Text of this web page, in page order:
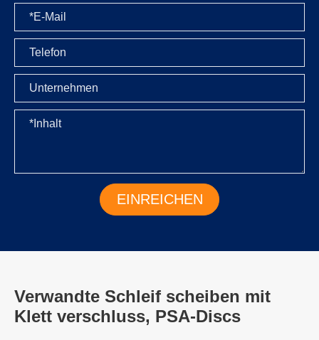
Verwandte Schleif scheiben mit
Klett verschluss, PSA-Discs